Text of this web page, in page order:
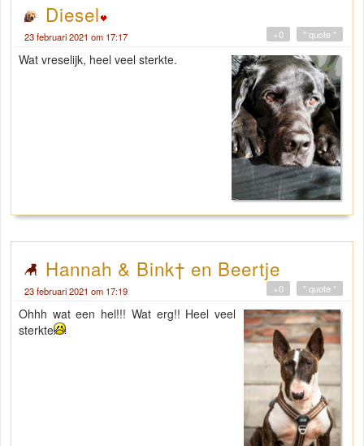
Diesel
23 februari 2021 om 17:17 " quote "
+0
Wat vreselijk, heel veel sterkte.
Hannah & Bink† en Beertje
23 februari 2021 om 17:19 " quote "
+0
Ohhh wat een hel!!! Wat erg!! Heel veel
sterkte